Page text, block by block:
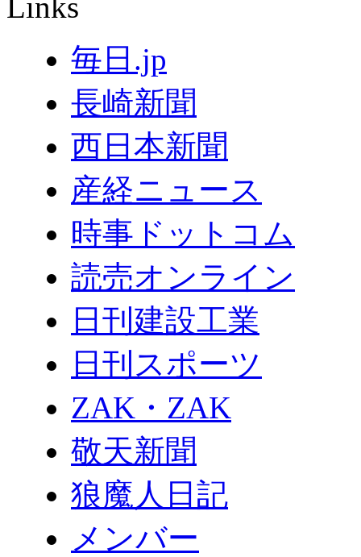
毎日.jp
長崎新聞
西日本新聞
産経ニュース
時事ドットコム
読売オンライン
日刊建設工業
日刊スポーツ
ZAK・ZAK
敬天新聞
狼魔人日記
メンバー